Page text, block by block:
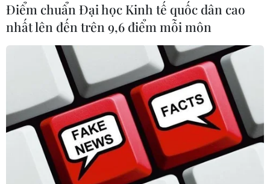
Bế mạc DANAFF IV 2026: "Tử chiến
trên không" và "Một bữa no" thắng
05/07/2026 00:36
DANAFF 2026: Tham vọng định hình
hệ sinh thái điện ảnh châu Á mới
04/07/2026 10:58
Điểm chuẩn Đại học Kinh tế quốc dân cao
nhất lên đến trên 9,6 điểm mỗi môn